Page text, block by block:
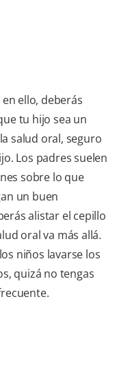
ello, deberás
tu hijo sea un
salud oral, seguro
Los padres suelen
sobre lo que
un buen
alistar el cepillo
oral va más allá.
niños lavarse los
quizá no tengas